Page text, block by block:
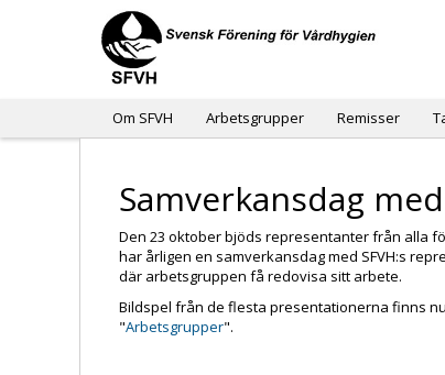
Om SFVH Arbetsgrupper Remisser
Samverkansdag
Den 23 oktober bjöds representanter från alla
har årligen en samverkansdag med SFVH:s
där arbetsgruppen få redovisa sitt arbete.
Bildspel från de flesta presentationerna finns
"Arbetsgrupper".